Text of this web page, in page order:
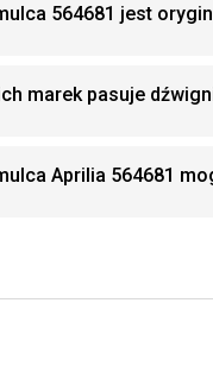
564681 jest
marek pasuje
Aprilia 564681